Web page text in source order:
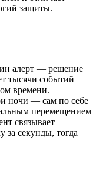
защиты.
алерт — решение
тысячи событий
времени.
ночи — сам по себе
перемещением
связывает
за секунды, тогда